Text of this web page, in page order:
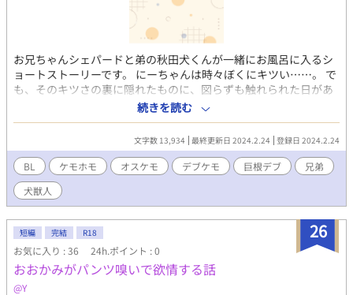
お兄ちゃんシェパードと弟の秋田犬くんが一緒にお風呂に入るシ
ョートストーリーです。 にーちゃんは時々ぼくにキツい……。 で
も、そのキツさの裏に隠れたものに、図らずも触れられた日があ
った。 「クサいから外出てお日さん浴びてこいってこと。そのつ
いでにだな――」 「それならいいけど……。にーちゃん太る
よ？」 「あのなあ……おまえ、今から風呂入れ。オレとだ。オレ
が徹底的に洗ってやる」 「はあ、もう……。なんでこんなこと
に……」
続きを読む
文字数 13,934 最終更新日 2024.2.24 登録日 2024.2.24
BL ケモホモ オスケモ デブケモ 巨根デブ
兄弟
犬獣人
26
短編 完結 R18
お気に入り : 36 24h.ポイント : 0
おおかみがパンツ嗅いで欲情する話
@Y